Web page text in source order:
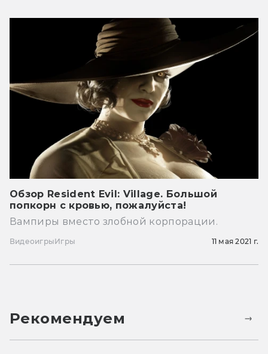
Обзор Resident Evil: Village. Большой
попкорн с кровью, пожалуйста!
Вампиры вместо злобной корпорации.
ВидеоигрыИгры 11 мая 2021 г.
Рекомендуем